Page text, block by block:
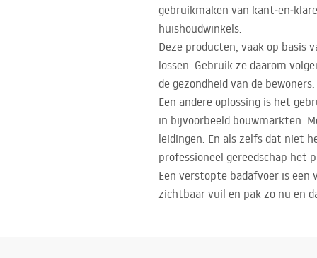
gebruikmaken van
huishoudwinkels.
Deze producten, vaak op basis
lossen. Gebruik ze daarom
de gezondheid van de bewoners.
Een andere oplossing is het
in bijvoorbeeld bouwmarkten.
leidingen. En als zelfs dat niet
professioneel gereedschap het
Een verstopte badafvoer is een
zichtbaar vuil en pak zo nu en